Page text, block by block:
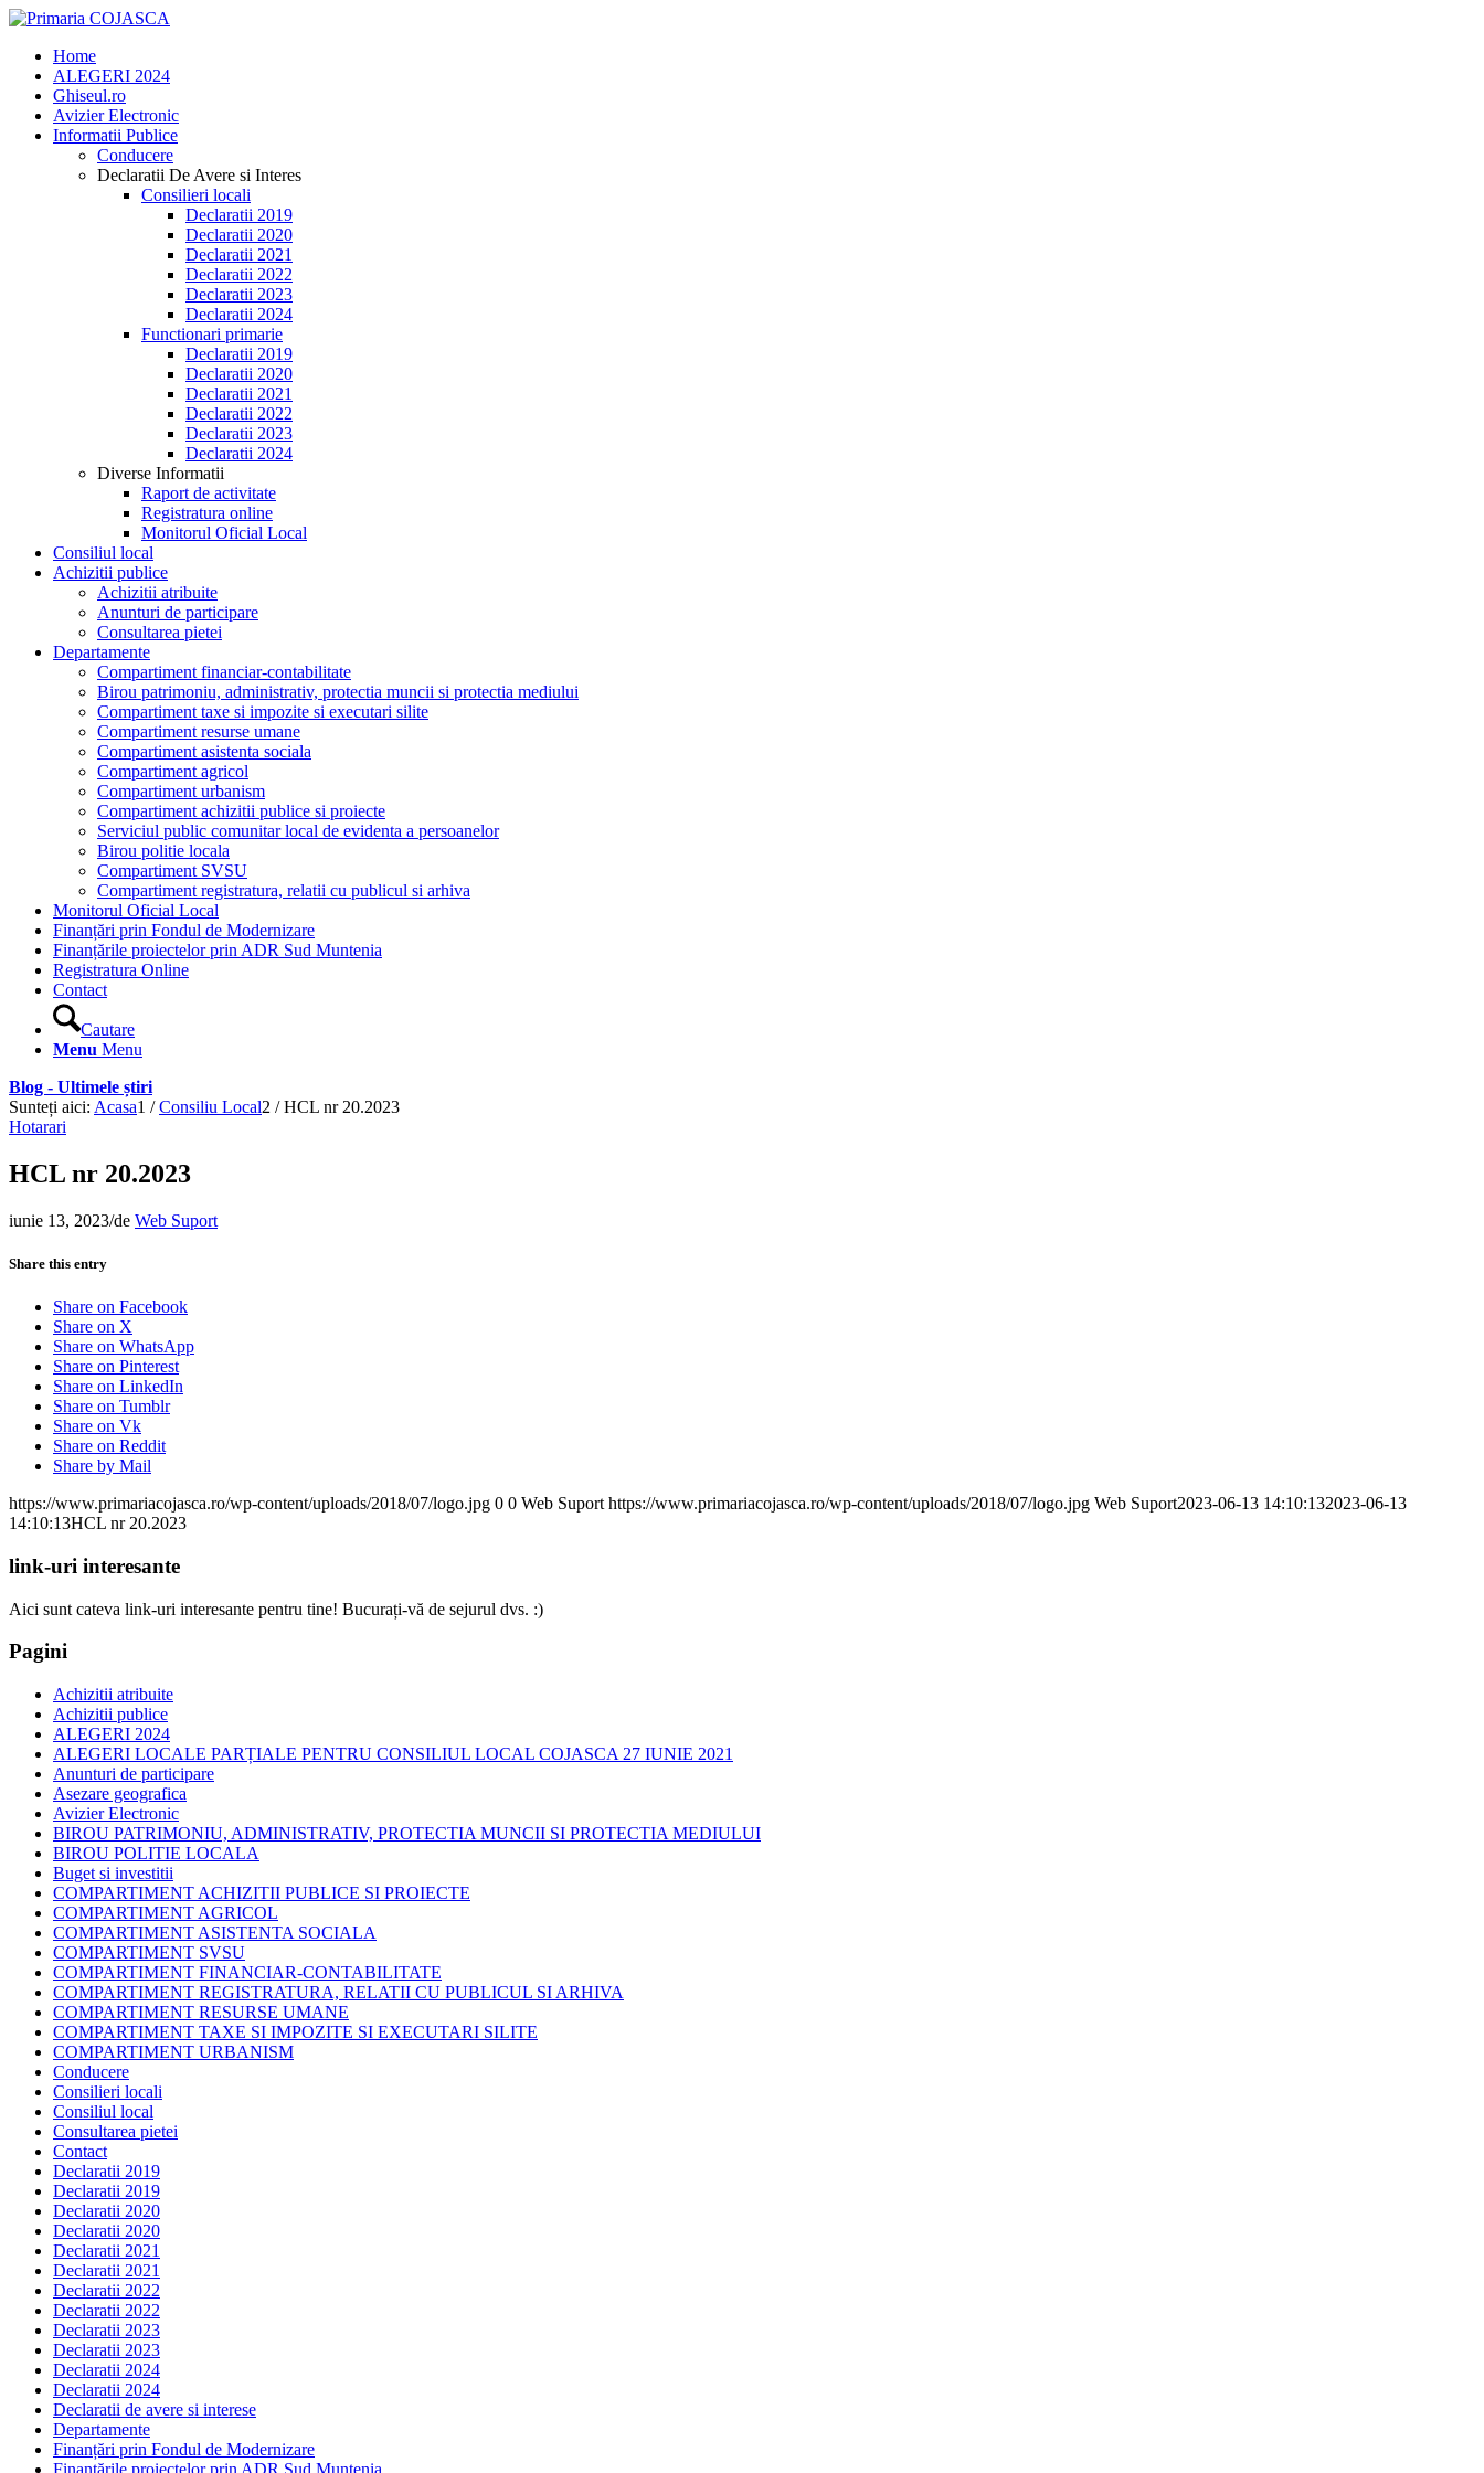
Home
ALEGERI 2024
Ghiseul.ro
Avizier Electronic
Informatii Publice
Conducere
Declaratii De Avere si Interes
Consilieri locali
Declaratii 2019
Declaratii 2020
Declaratii 2021
Declaratii 2022
Declaratii 2023
Declaratii 2024
Functionari primarie
Declaratii 2019
Declaratii 2020
Declaratii 2021
Declaratii 2022
Declaratii 2023
Declaratii 2024
Diverse Informatii
Raport de activitate
Registratura online
Monitorul Oficial Local
Consiliul local
Achizitii publice
Achizitii atribuite
Anunturi de participare
Consultarea pietei
Departamente
Compartiment financiar-contabilitate
Birou patrimoniu, administrativ, protectia muncii si protectia mediului
Compartiment taxe si impozite si executari silite
Compartiment resurse umane
Compartiment asistenta sociala
Compartiment agricol
Compartiment urbanism
Compartiment achizitii publice si proiecte
Serviciul public comunitar local de evidenta a persoanelor
Birou politie locala
Compartiment SVSU
Compartiment registratura, relatii cu publicul si arhiva
Monitorul Oficial Local
Finanțări prin Fondul de Modernizare
Finanțările proiectelor prin ADR Sud Muntenia
Registratura Online
Contact
Cautare
Menu Menu
Blog - Ultimele știri
Sunteți aici: Acasa1 / Consiliu Local2 / HCL nr 20.2023
Hotarari
HCL nr 20.2023
iunie 13, 2023/de Web Suport
Share this entry
Share on Facebook
Share on X
Share on WhatsApp
Share on Pinterest
Share on LinkedIn
Share on Tumblr
Share on Vk
Share on Reddit
Share by Mail
https://www.primariacojasca.ro/wp-content/uploads/2018/07/logo.jpg 0 0 Web Suport https://www.primariacojasca.ro/wp-content/uploads/2018/07/logo.jpg Web Suport2023-06-13 14:10:132023-06-13
14:10:13HCL nr 20.2023
link-uri interesante
Aici sunt cateva link-uri interesante pentru tine! Bucurați-vă de sejurul dvs. :)
Pagini
Achizitii atribuite
Achizitii publice
ALEGERI 2024
ALEGERI LOCALE PARȚIALE PENTRU CONSILIUL LOCAL COJASCA 27 IUNIE 2021
Anunturi de participare
Asezare geografica
Avizier Electronic
BIROU PATRIMONIU, ADMINISTRATIV, PROTECTIA MUNCII SI PROTECTIA MEDIULUI
BIROU POLITIE LOCALA
Buget si investitii
COMPARTIMENT ACHIZITII PUBLICE SI PROIECTE
COMPARTIMENT AGRICOL
COMPARTIMENT ASISTENTA SOCIALA
COMPARTIMENT SVSU
COMPARTIMENT FINANCIAR-CONTABILITATE
COMPARTIMENT REGISTRATURA, RELATII CU PUBLICUL SI ARHIVA
COMPARTIMENT RESURSE UMANE
COMPARTIMENT TAXE SI IMPOZITE SI EXECUTARI SILITE
COMPARTIMENT URBANISM
Conducere
Consilieri locali
Consiliul local
Consultarea pietei
Contact
Declaratii 2019
Declaratii 2019
Declaratii 2020
Declaratii 2020
Declaratii 2021
Declaratii 2021
Declaratii 2022
Declaratii 2022
Declaratii 2023
Declaratii 2023
Declaratii 2024
Declaratii 2024
Declaratii de avere si interese
Departamente
Finanțări prin Fondul de Modernizare
Finanțările proiectelor prin ADR Sud Muntenia